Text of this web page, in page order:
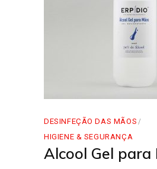
DESINFEÇÃO DAS MÃOS
HIGIENE & SEGURANÇA
Alcool Gel para